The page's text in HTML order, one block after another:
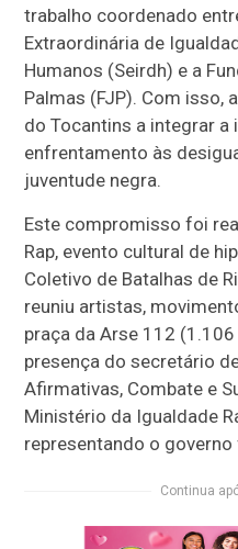
trabalho coordenado
Extraordinária de
Humanos (Seirdh) e a
Palmas (FJP). Com isso,
do Tocantins a integrar a
enfrentamento às
juventude negra.
Este compromisso foi
Rap, evento cultural de
Coletivo de Batalhas de
reuniu artistas,
praça da Arse 112
presença do secretário
Afirmativas, Combate e
Ministério da Igualdade
representando o governo
Continua